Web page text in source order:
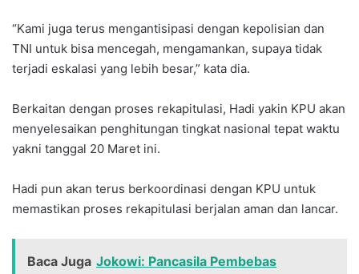
“Kami juga terus mengantisipasi dengan kepolisian dan
TNI untuk bisa mencegah, mengamankan, supaya tidak
terjadi eskalasi yang lebih besar,” kata dia.
Berkaitan dengan proses rekapitulasi, Hadi yakin KPU akan
menyelesaikan penghitungan tingkat nasional tepat waktu
yakni tanggal 20 Maret ini.
Hadi pun akan terus berkoordinasi dengan KPU untuk
memastikan proses rekapitulasi berjalan aman dan lancar.
Baca Juga Jokowi: Pancasila Pembebas